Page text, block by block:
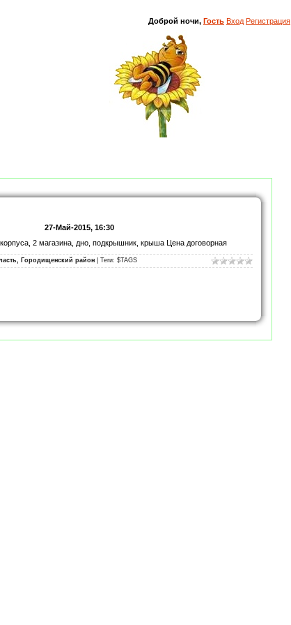
Доброй ночи, Гость Вход Регистрация
27-Май-2015, 16:30
2 магазина, дно, подкрышник, крыша Цена договорная
Городищенский район | Теги: $TAGS